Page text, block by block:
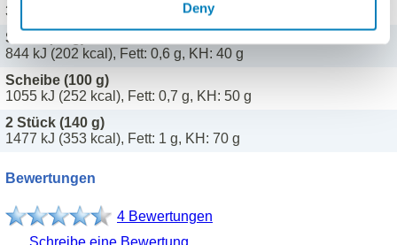
Deny
369 kJ (88 kcal), Fett: 0,2 g, KH: 17,5 g
Stück (80 g)
844 kJ (202 kcal), Fett: 0,6 g, KH: 40 g
Scheibe (100 g)
1055 kJ (252 kcal), Fett: 0,7 g, KH: 50 g
2 Stück (140 g)
1477 kJ (353 kcal), Fett: 1 g, KH: 70 g
Bewertungen
4 Bewertungen